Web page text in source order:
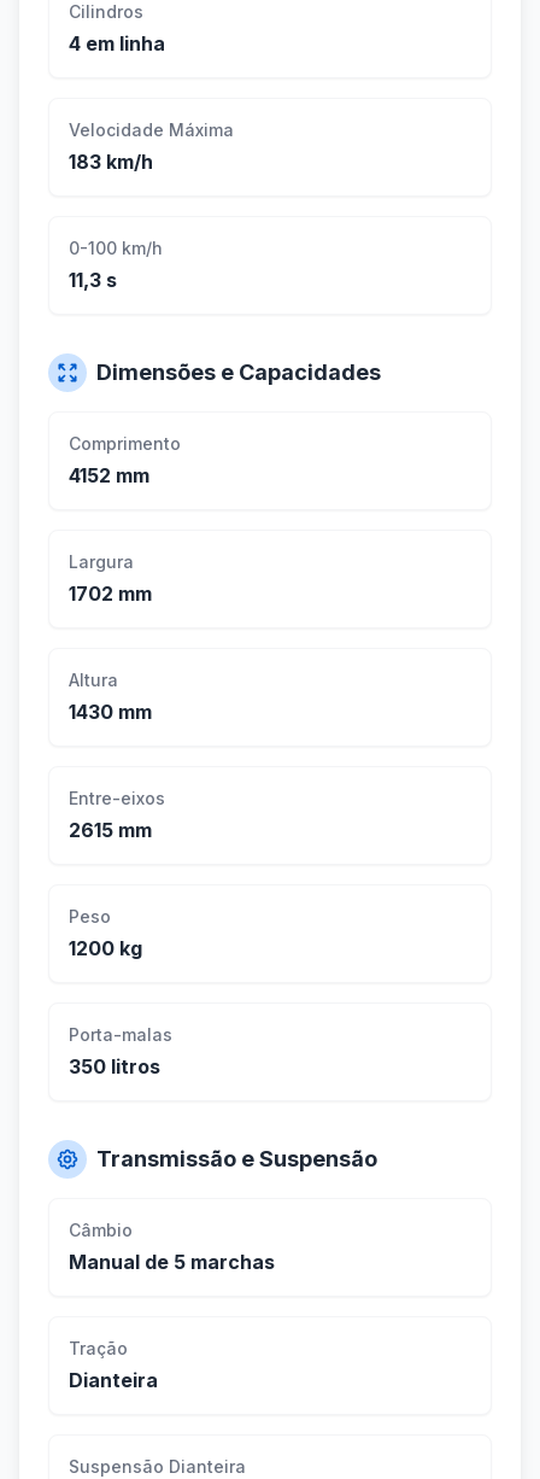
Cilindros
4 em linha
Velocidade Máxima
183 km/h
0-100 km/h
11,3 s
Dimensões e Capacidades
Comprimento
4152 mm
Largura
1702 mm
Altura
1430 mm
Entre-eixos
2615 mm
Peso
1200 kg
Porta-malas
350 litros
Transmissão e Suspensão
Câmbio
Manual de 5 marchas
Tração
Dianteira
Suspensão Dianteira